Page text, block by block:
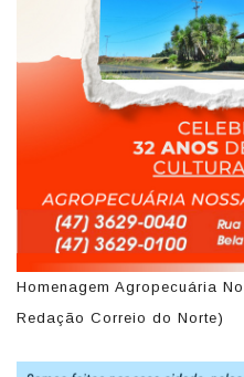
Homenagem Agropecuária
Redação Correio do Norte)